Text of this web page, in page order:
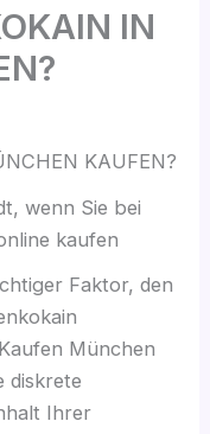
IN
KAUFEN?
wenn Sie bei
kaufen
Faktor, den
München
diskrete
Ihrer